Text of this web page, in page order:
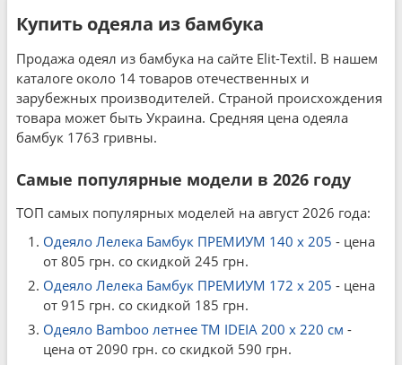
Купить одеяла из бамбука
Продажа одеял из бамбука на сайте Elit-Textil. В нашем
каталоге около 14 товаров отечественных и
зарубежных производителей. Страной происхождения
товара может быть Украина. Средняя цена одеяла
бамбук 1763 гривны.
Самые популярные модели в 2026 году
ТОП самых популярных моделей на август 2026 года:
Одеяло Лелека Бамбук ПРЕМИУМ 140 x 205 - цена
от 805 грн. со скидкой 245 грн.
Одеяло Лелека Бамбук ПРЕМИУМ 172 x 205 - цена
от 915 грн. со скидкой 185 грн.
Одеяло Bamboo летнее TM IDEIA 200 x 220 см -
цена от 2090 грн. со скидкой 590 грн.